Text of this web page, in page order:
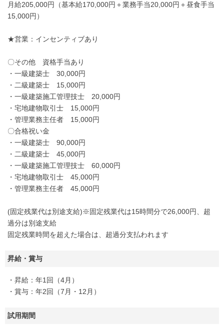
月給205,000円（基本給170,000円＋業務手当20,000円＋昼食手当
15,000円）
★営業：インセンティブあり
〇その他 資格手当あり
・一級建築士 30,000円
・二級建築士 15,000円
・一級建築施工管理技士 20,000円
・宅地建物取引士 15,000円
・管理業務主任者 15,000円
〇合格祝い金
・一級建築士 90,000円
・二級建築士 45,000円
・一級建築施工管理技士 60,000円
・宅地建物取引士 45,000円
・管理業務主任者 45,000円
(固定残業代は別途支給)※固定残業代は15時間分で26,000円、超
過分は別途支給
固定残業時間を超えた場合は、超過分支払われます
昇給・賞与
・昇給：年1回（4月）
・賞与：年2回（7月・12月）
試用期間